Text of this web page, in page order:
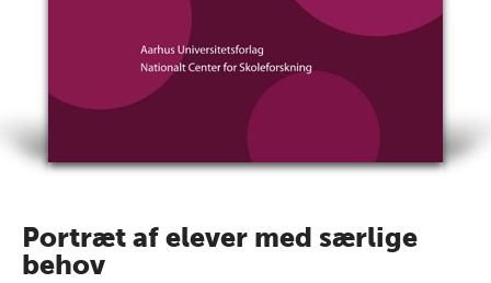
Portræt af elever med særlige
behov